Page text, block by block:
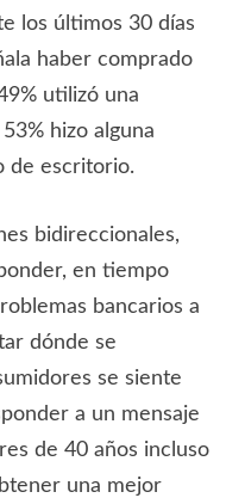
los últimos 30 días
haber comprado
utilizó una
hizo alguna
de escritorio.
bidireccionales,
en tiempo
bancarios a
dónde se
se siente
a un mensaje
de 40 años incluso
una mejor